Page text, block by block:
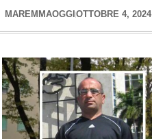
MAREMMAOGGI OTTOBRE 4, 2024